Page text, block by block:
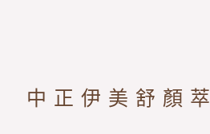
中正伊美舒顏萃